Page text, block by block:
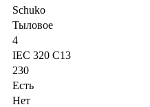
Schuko
Тыловое
4
IEC 320 C13
230
Есть
Нет